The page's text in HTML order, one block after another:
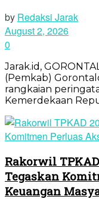
by Redaksi Jarak
August 2, 2026
0
Jarak.id,
(Pemkab)
rangkaian
Kemerdekaan
Rakorwil
Tegaskan
Keuangan